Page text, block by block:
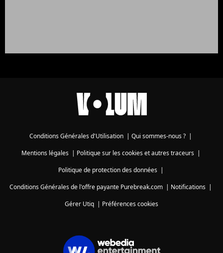
Conditions Générales d'Utilisation | Qui sommes-nous ? |
Mentions légales| Politique sur les cookies et autres traceurs|
Politique de protection des données|
Conditions Générales de l'offre payante Purebreak.com | Notifications |
Gérer Utiq | Préférences cookies